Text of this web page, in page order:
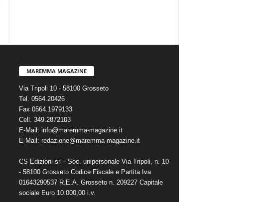
MAREMMA MAGAZINE
Via Tripoli 10 - 58100 Grosseto
Tel. 0564.20426
Fax 0564.1979133
Cell. 349.2872103
E-Mail: info@maremma-magazine.it
E-Mail: redazione@maremma-magazine.it
CS Edizioni srl - Soc. unipersonale Via Tripoli, n. 10
- 58100 Grosseto Codice Fiscale e Partita Iva
01643290537 R.E.A. Grosseto n. 209227 Capitale
sociale Euro 10.000,00 i.v.